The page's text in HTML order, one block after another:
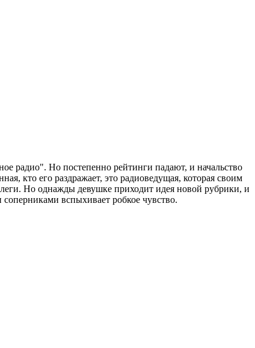
радио". Но постепенно рейтинги падают, и начальство
кто его раздражает, это радиоведущая, которая своим
Но однажды девушке приходит идея новой рубрики, и
вспыхивает робкое чувство.